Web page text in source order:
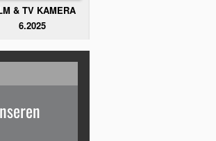
& TV KAMERA
6.2025